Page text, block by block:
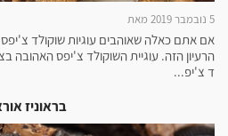
5 נובמבר 2019 מאת
אם אתם כאלה שאוהבים עוגיות שוקולד
הרעיון הזה. עוגיית השוקולד צ'יפס האהובה
ד צ'יפ...
בראוניז